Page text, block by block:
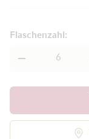
Flaschenzahl